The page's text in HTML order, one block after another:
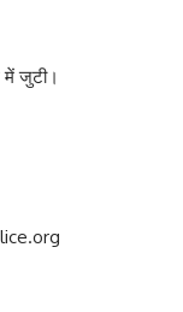
जुटी।